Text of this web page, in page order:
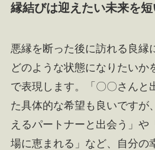
縁結びは迎えたい未来を
悪縁を断った後に訪れる良縁
どのような状態になりたいか
で表現します。「〇〇さんと
た具体的な希望も良いですが
えるパートナーと出会う」や
場に恵まれる」など、自分の